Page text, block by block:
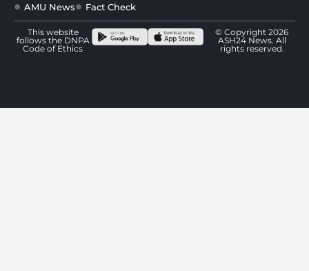
AMU News
Fact Check
This website
follows the DNPA
Code of Ethics
© Copyright 2026
ASH24 News. All
rights reserved.